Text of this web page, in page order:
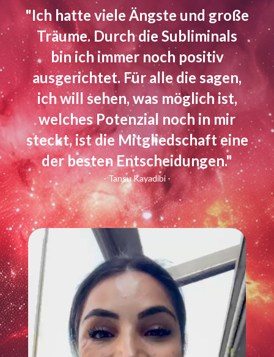
"Ich hatte viele Ängste und große
Träume. Durch die Subliminals
bin ich immer noch positiv
ausgerichtet. Für alle die sagen,
ich will sehen, was möglich ist,
welches Potenzial noch in mir
steckt, ist die Mitgliedschaft eine
der besten Entscheidungen."
- Tansu Kayadibi -